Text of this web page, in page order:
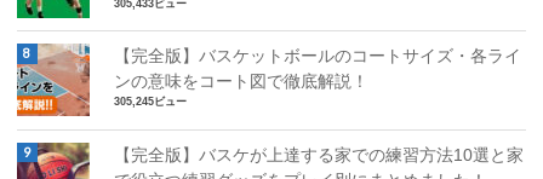
305,433ビュー
【完全版】バスケットボールのコートサイズ・各ライ
ンの意味をコート図で徹底解説！
305,245ビュー
【完全版】バスケが上達する家での練習方法10選と家